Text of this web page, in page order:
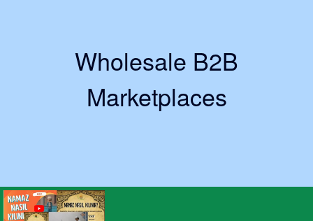
Wholesale B2B
Marketplaces